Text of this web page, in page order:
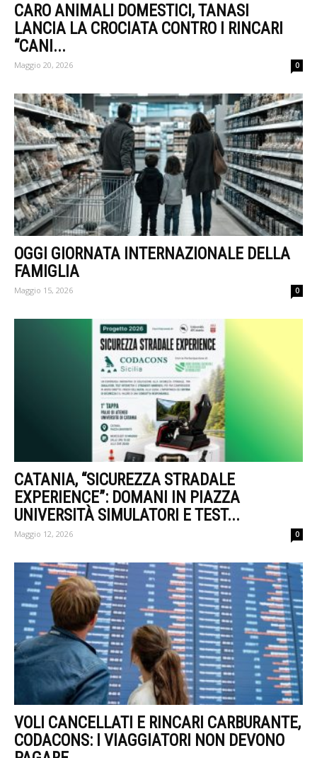
CARO ANIMALI DOMESTICI, TANASI
LANCIA LA CROCIATA CONTRO I RINCARI
“CANI...
Maggio 20, 2026 0
OGGI GIORNATA INTERNAZIONALE DELLA
FAMIGLIA
Maggio 15, 2026 0
CATANIA, “SICUREZZA STRADALE
EXPERIENCE”: DOMANI IN PIAZZA
UNIVERSITÀ SIMULATORI E TEST...
Maggio 12, 2026 0
VOLI CANCELLATI E RINCARI CARBURANTE,
CODACONS: I VIAGGIATORI NON DEVONO